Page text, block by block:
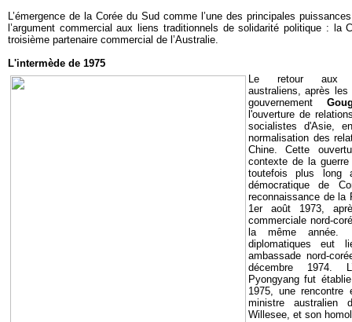
L’émergence de la Corée du Sud comme l’une des principales
l’argument commercial aux liens traditionnels de solidarité politique : la
troisième partenaire commercial de l’Australie.
L'intermède de 1975
Le retour aux
australiens, après
gouvernement
l'ouverture de
socialistes d'Asie,
normalisation des
Chine. Cette
contexte de la
toutefois plus long
démocratique de
reconnaissance de la
1er août 1973,
commerciale nord-
la même année.
diplomatiques eut
ambassade nord-
décembre 1974.
Pyongyang fut
1975, une
ministre australien
Willesee, et son